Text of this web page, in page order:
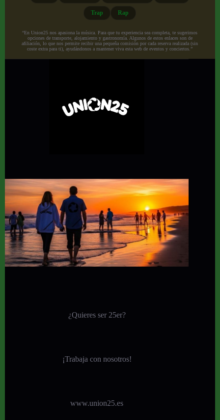
Trap Rap
“En Union25 nos apasiona la música. Para que tu experiencia sea completa, te sugerimos
opciones de transporte, alojamiento y gastronomía. Algunos de estos enlaces son de
afiliación, lo que nos permite recibir una pequeña comisión por cada reserva realizada (sin
coste extra para ti), ayudándonos a mantener viva esta web de eventos y conciertos.”
¿Quieres ser 25er?
¡Trabaja con nosotros!
www.union25.es